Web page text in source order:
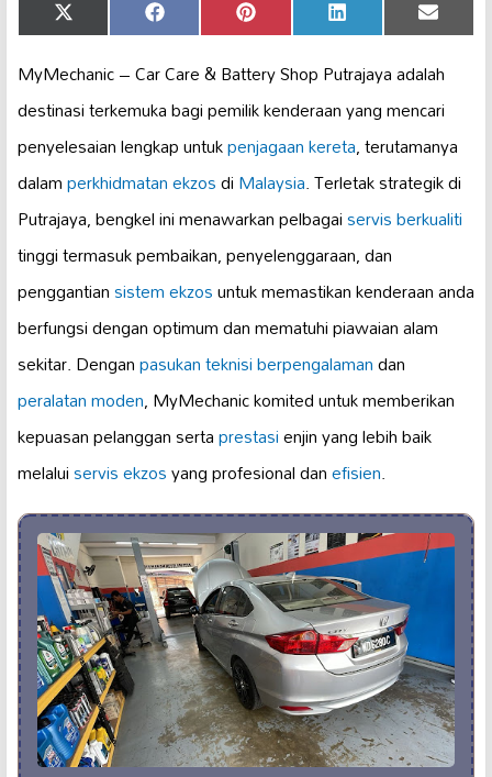
Share
on
X
(Twitter)
Share
on
Facebook Share
on
Pinterest Share
on
LinkedIn Share
on
Email
MyMechanic – Car Care & Battery Shop Putrajaya adalah
destinasi terkemuka bagi pemilik kenderaan yang mencari
penyelesaian lengkap untukpenjagaan kereta, terutamanya
dalamperkhidmatan ekzosdiMalaysia. Terletak strategik di
Putrajaya, bengkel ini menawarkan pelbagaiservis berkualiti
tinggi termasuk pembaikan, penyelenggaraan, dan
penggantiansistem ekzosuntuk memastikan kenderaan anda
berfungsi dengan optimum dan mematuhi piawaian alam
sekitar. Denganpasukan teknisi berpengalamandan
peralatan moden, MyMechanic komited untuk memberikan
kepuasan pelanggan sertaprestasienjin yang lebih baik
melaluiservis ekzosyang profesional danefisien.